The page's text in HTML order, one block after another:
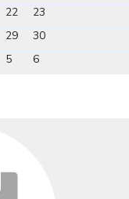
22
23
29
30
5 6